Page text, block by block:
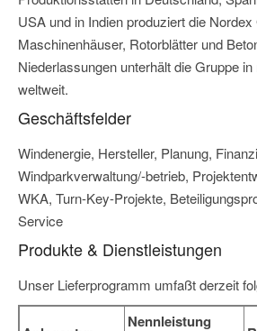
USA und in Indien produziert die
Maschinenhäuser, Rotorblätter und
Niederlassungen unterhält die Gruppe
weltweit.
Geschäftsfelder
Windenergie, Hersteller, Planung,
Windparkverwaltung/-betrieb,
WKA, Turn-Key-Projekte,
Service
Produkte & Dienstleistungen
Unser Lieferprogramm umfaßt derzeit
Nennleistung